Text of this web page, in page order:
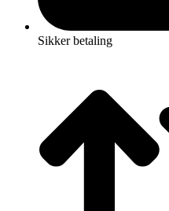
Sikker betaling